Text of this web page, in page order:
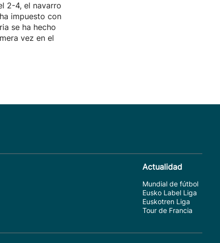
2-4, el navarro
impuesto con
se ha hecho
vez en el
Actualidad
Mundial de fútbol
Eusko Label Liga
Euskotren Liga
Tour de Francia